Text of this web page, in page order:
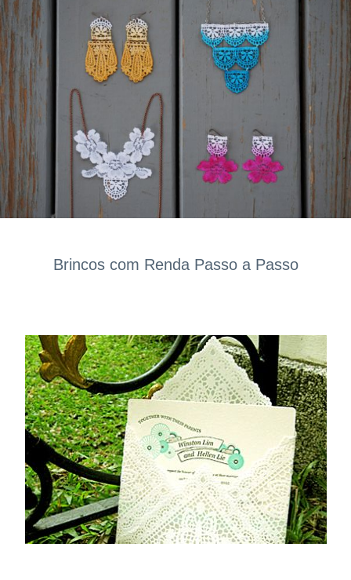
Brincos com Renda Passo a Passo